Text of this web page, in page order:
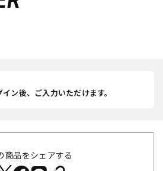
ン後、ご入力いただけます。
商品をシェアする